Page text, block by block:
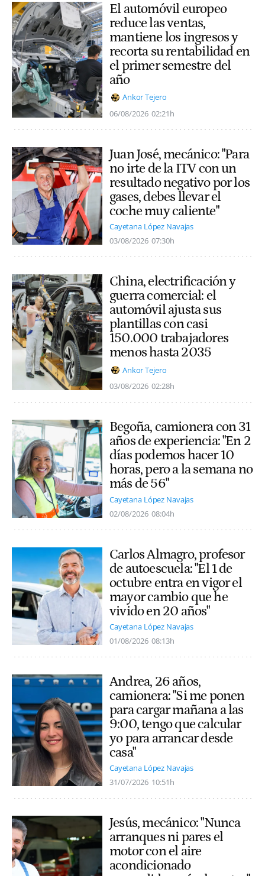
El automóvil europeo
reduce las ventas,
mantiene los ingresos y
recorta su rentabilidad en
el primer semestre del
año
Ankor Tejero
06/08/2026 02:21h
Juan José, mecánico: "Para
no irte de la ITV con un
resultado negativo por los
gases, debes llevar el
coche muy caliente"
Cayetana López Navajas
03/08/2026 07:30h
China, electrificación y
guerra comercial: el
automóvil ajusta sus
plantillas con casi
150.000 trabajadores
menos hasta 2035
Ankor Tejero
03/08/2026 02:28h
Begoña, camionera con 31
años de experiencia: "En 2
días podemos hacer 10
horas, pero a la semana no
más de 56"
Cayetana López Navajas
02/08/2026 08:04h
Carlos Almagro, profesor
de autoescuela: "El 1 de
octubre entra en vigor el
mayor cambio que he
vivido en 20 años"
Cayetana López Navajas
01/08/2026 08:13h
Andrea, 26 años,
camionera: "Si me ponen
para cargar mañana a las
9:00, tengo que calcular
yo para arrancar desde
casa"
Cayetana López Navajas
31/07/2026 10:51h
Jesús, mecánico: "Nunca
arranques ni pares el
motor con el aire
acondicionado